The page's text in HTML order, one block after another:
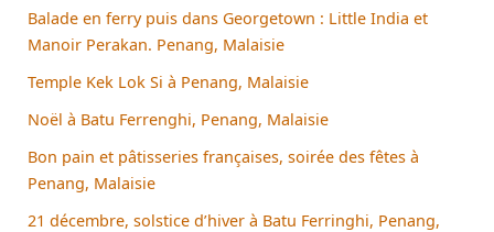
Balade en ferry puis dans Georgetown : Little India et
Manoir Perakan. Penang, Malaisie
Temple Kek Lok Si à Penang, Malaisie
Noël à Batu Ferrenghi, Penang, Malaisie
Bon pain et pâtisseries françaises, soirée des fêtes à
Penang, Malaisie
21 décembre, solstice d’hiver à Batu Ferringhi, Penang,